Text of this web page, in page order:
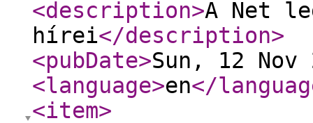
<description>A Net
hírei</description>
<pubDate>Sun, 12 Nov
<language>en</
<item>